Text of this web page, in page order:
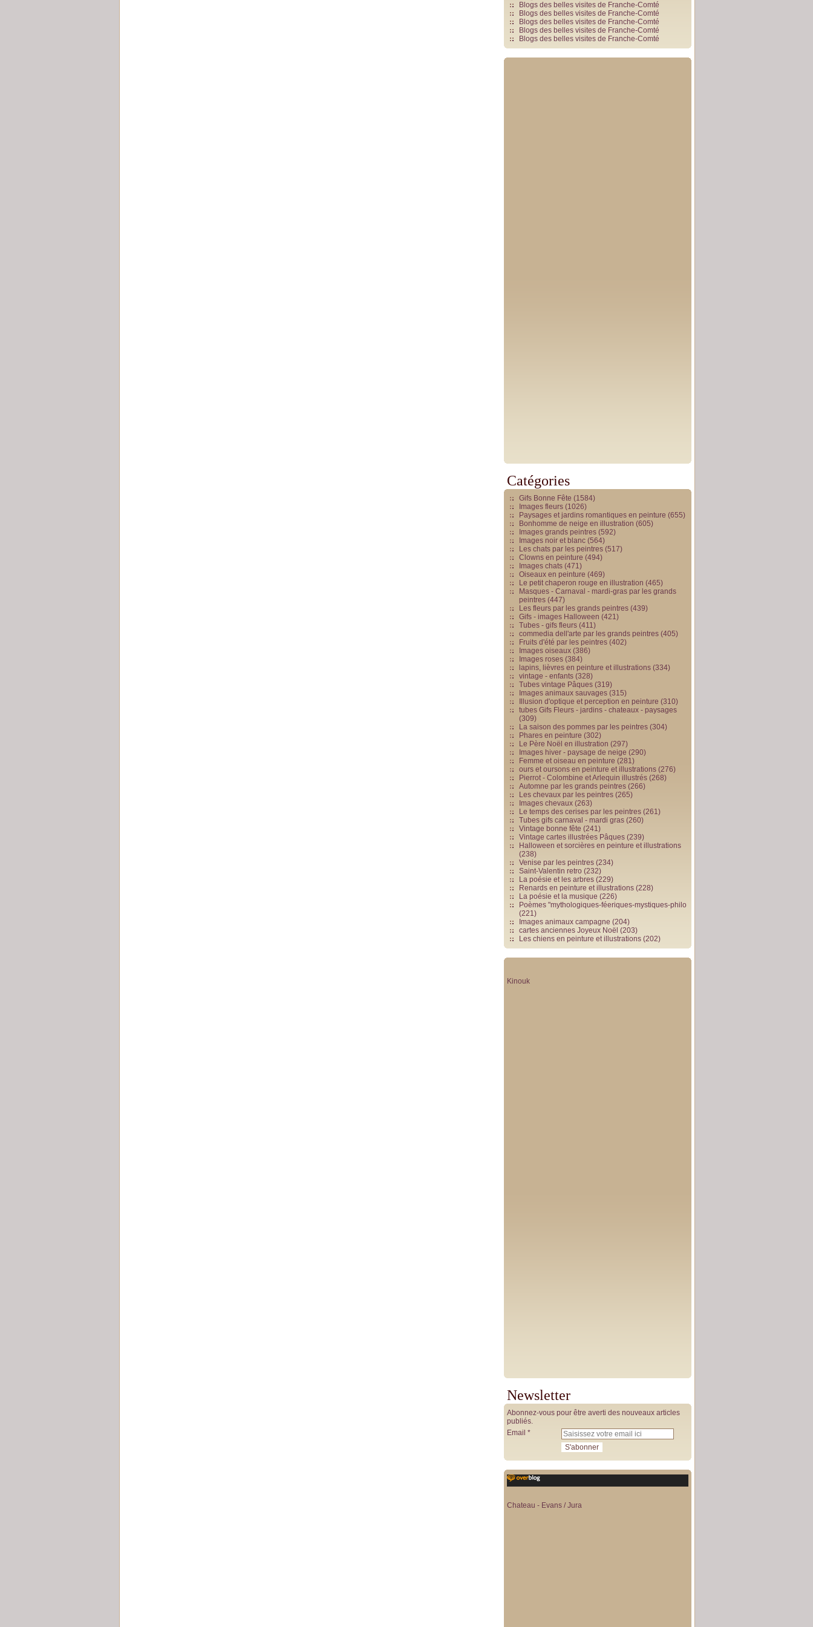
Blogs des belles visites de Franche-Comté
Blogs des belles visites de Franche-Comté
Blogs des belles visites de Franche-Comté
Blogs des belles visites de Franche-Comté
Blogs des belles visites de Franche-Comté
Catégories
Gifs Bonne Fête (1584)
Images fleurs (1026)
Paysages et jardins romantiques en peinture (655)
Bonhomme de neige en illustration (605)
Images grands peintres (592)
Images noir et blanc (564)
Les chats par les peintres (517)
Clowns en peinture (494)
Images chats (471)
Oiseaux en peinture (469)
Le petit chaperon rouge en illustration (465)
Masques - Carnaval - mardi-gras par les grands
peintres (447)
Les fleurs par les grands peintres (439)
Gifs - images Halloween (421)
Tubes - gifs fleurs (411)
commedia dell'arte par les grands peintres (405)
Fruits d'été par les peintres (402)
Images oiseaux (386)
Images roses (384)
lapins, lièvres en peinture et illustrations (334)
vintage - enfants (328)
Tubes vintage Pâques (319)
Images animaux sauvages (315)
Illusion d'optique et perception en peinture (310)
tubes Gifs Fleurs - jardins - chateaux - paysages
(309)
La saison des pommes par les peintres (304)
Phares en peinture (302)
Le Père Noël en illustration (297)
Images hiver - paysage de neige (290)
Femme et oiseau en peinture (281)
ours et oursons en peinture et illustrations (276)
Pierrot - Colombine et Arlequin illustrés (268)
Automne par les grands peintres (266)
Les chevaux par les peintres (265)
Images chevaux (263)
Le temps des cerises par les peintres (261)
Tubes gifs carnaval - mardi gras (260)
Vintage bonne fête (241)
Vintage cartes illustrées Pâques (239)
Halloween et sorcières en peinture et illustrations
(238)
Venise par les peintres (234)
Saint-Valentin retro (232)
La poésie et les arbres (229)
Renards en peinture et illustrations (228)
La poésie et la musique (226)
Poèmes "mythologiques-féeriques-mystiques-philo
(221)
Images animaux campagne (204)
cartes anciennes Joyeux Noël (203)
Les chiens en peinture et illustrations (202)
Kinouk
Newsletter
Abonnez-vous pour être averti des nouveaux articles
publiés.
Email
Chateau - Evans / Jura